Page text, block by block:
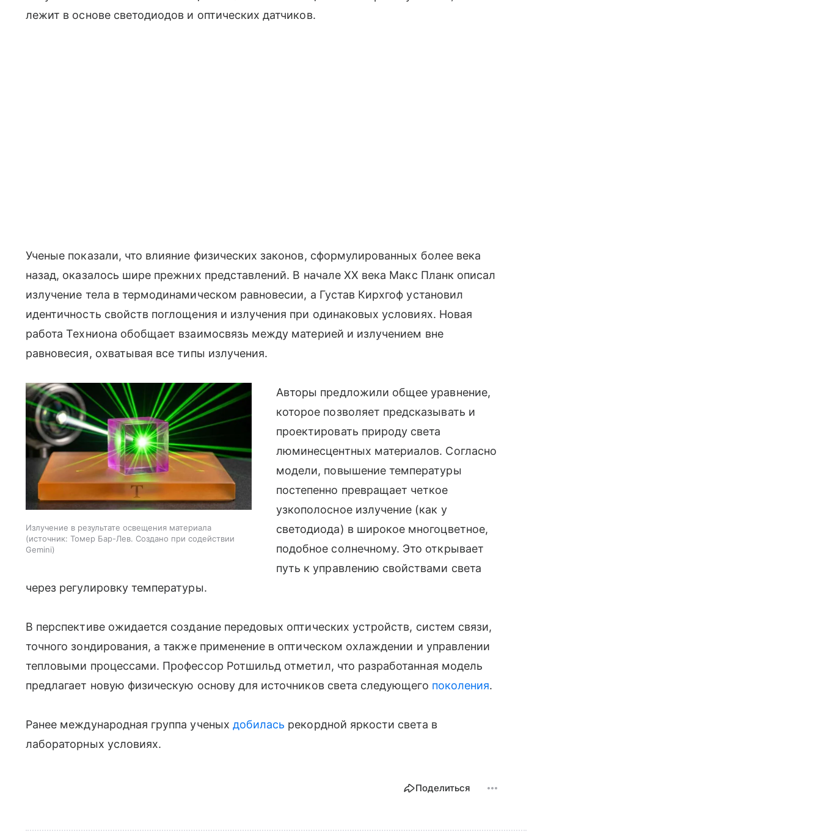
лежит в основе светодиодов и оптических датчиков.
Ученые показали, что влияние физических законов, сформулированных более века
назад, оказалось шире прежних представлений. В начале XX века Макс Планк описал
излучение тела в термодинамическом равновесии, а Густав Кирхгоф установил
идентичность свойств поглощения и излучения при одинаковых условиях. Новая
работа Техниона обобщает взаимосвязь между материей и излучением вне
равновесия, охватывая все типы излучения.
Излучение в результате освещения материала
источник: Томер Бар-Лев. Создано при содействии
Gemini
Авторы предложили общее уравнение,
которое позволяет предсказывать и
проектировать природу света
люминесцентных материалов. Согласно
модели, повышение температуры
постепенно превращает четкое
узкополосное излучение (как у
светодиода) в широкое многоцветное,
подобное солнечному. Это открывает
путь к управлению свойствами света
через регулировку температуры.
В перспективе ожидается создание передовых оптических устройств, систем связи,
точного зондирования, а также применение в оптическом охлаждении и управлении
тепловыми процессами. Профессор Ротшильд отметил, что разработанная модель
предлагает новую физическую основу для источников света следующего поколения.
Ранее международная группа ученых добилась рекордной яркости света в
лабораторных условиях.
Поделиться